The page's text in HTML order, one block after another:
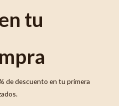
tu
de descuento en tu primera